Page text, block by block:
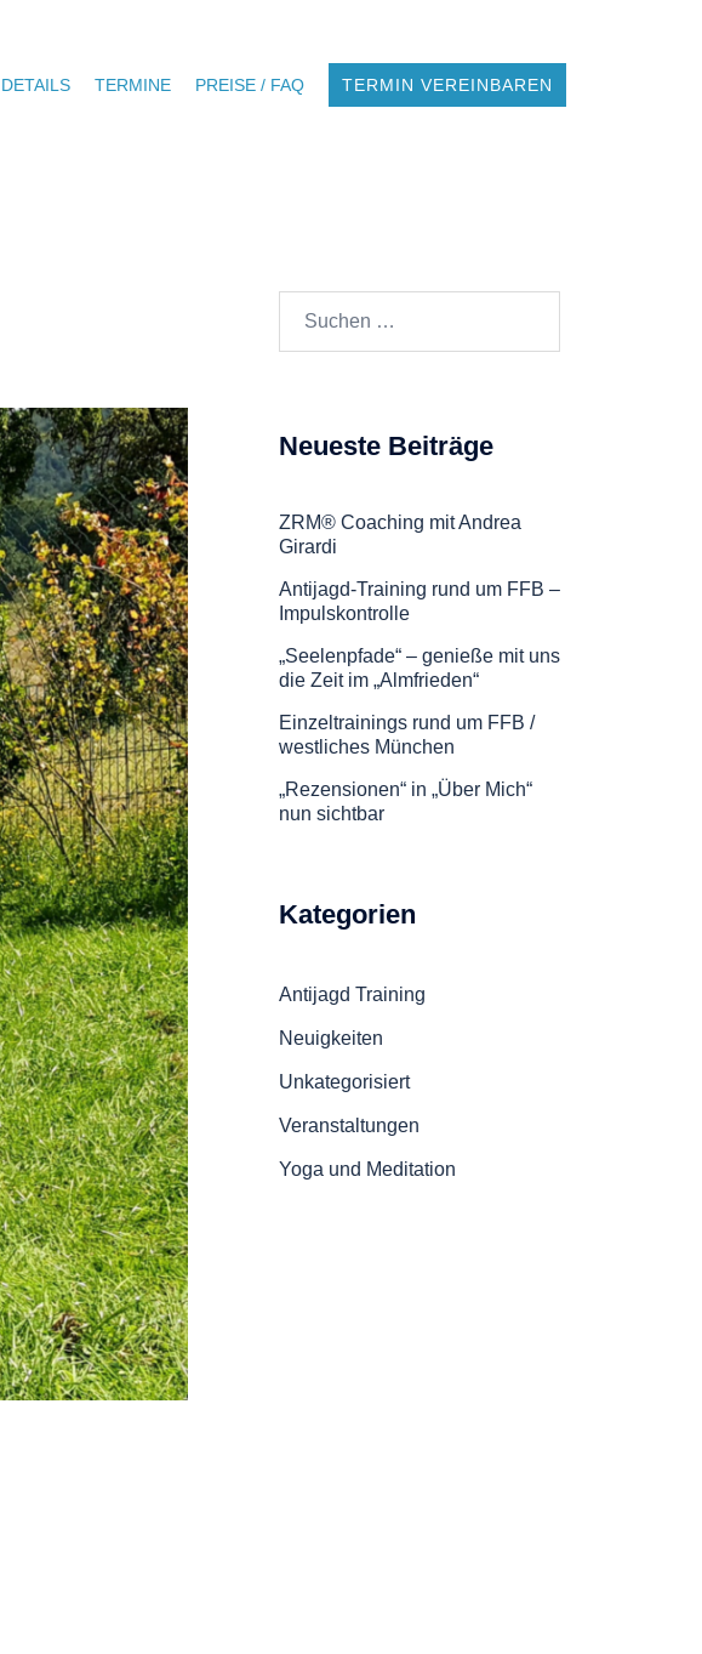
DETAILS TERMINE PREISE / FAQ TERMIN VEREINBAREN
Neueste Beiträge
ZRM® Coaching mit Andrea
Girardi
Antijagd-Training rund um FFB –
Impulskontrolle
„Seelenpfade“ – genieße mit uns
die Zeit im „Almfrieden“
Einzeltrainings rund um FFB /
westliches München
„Rezensionen“ in „Über Mich“
nun sichtbar
Kategorien
Antijagd Training
Neuigkeiten
Unkategorisiert
Veranstaltungen
Yoga und Meditation